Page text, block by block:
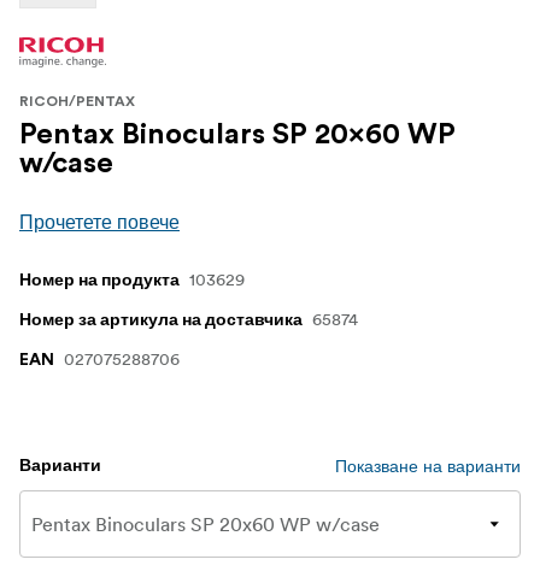
RICOH/PENTAX
Pentax Binoculars SP 20x60 WP
w/case
Прочетете повече
Номер на продукта 103629
Номер за артикула на доставчика 65874
EAN 027075288706
Варианти Показване на варианти